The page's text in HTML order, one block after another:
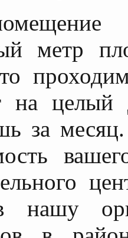
метр
на
за
нашу